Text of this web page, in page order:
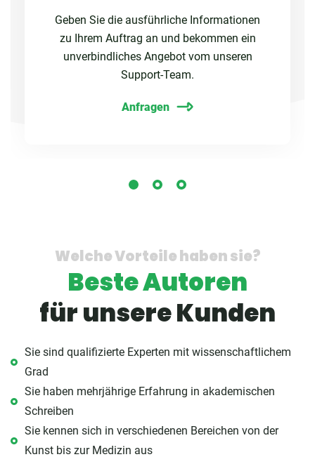
Geben Sie die ausführliche Informationen
zu Ihrem Auftrag an und bekommen ein
unverbindliches Angebot vom unseren
Support-Team.
Anfragen
Welche Vorteile haben sie?
Beste Autoren
für unsere Kunden
Sie sind qualifizierte Experten mit wissenschaftlichem
Grad
Sie haben mehrjährige Erfahrung in akademischen
Schreiben
Sie kennen sich in verschiedenen Bereichen von der
Kunst bis zur Medizin aus